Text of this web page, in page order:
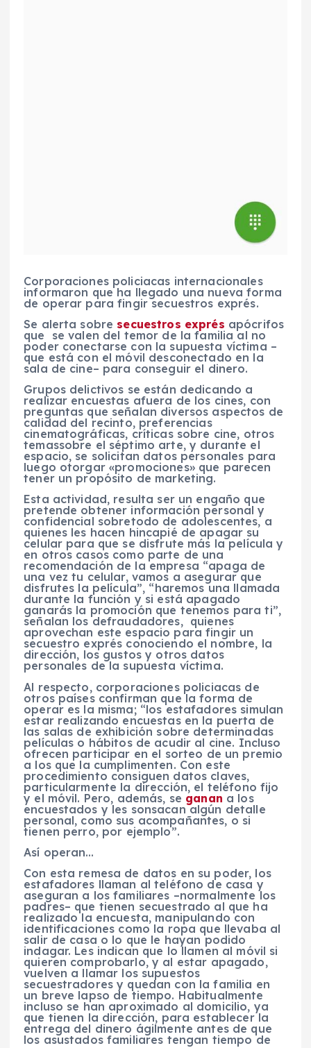
Corporaciones policiacas internacionales
informaron que ha llegado una nueva forma
de operar para fingir secuestros exprés.
Se alerta sobre secuestros exprés apócrifos
que se valen del temor de la familia al no
poder conectarse con la supuesta víctima –
que está con el móvil desconectado en la
sala de cine– para conseguir el dinero.
Grupos delictivos se están dedicando a
realizar encuestas afuera de los cines, con
preguntas que señalan diversos aspectos de
calidad del recinto, preferencias
cinematográficas, críticas sobre cine, otros
temassobre el séptimo arte, y durante el
espacio, se solicitan datos personales para
luego otorgar «promociones» que parecen
tener un propósito de marketing.
Esta actividad, resulta ser un engaño que
pretende obtener información personal y
confidencial sobretodo de adolescentes, a
quienes les hacen hincapié de apagar su
celular para que se disfrute más la película y
en otros casos como parte de una
recomendación de la empresa “apaga de
una vez tu celular, vamos a asegurar que
disfrutes la película”, “haremos una llamada
durante la función y si está apagado
ganarás la promoción que tenemos para ti”,
señalan los defraudadores, quienes
aprovechan este espacio para fingir un
secuestro exprés conociendo el nombre, la
dirección, los gustos y otros datos
personales de la supuesta víctima.
Al respecto, corporaciones policiacas de
otros países confirman que la forma de
operar es la misma; “los estafadores simulan
estar realizando encuestas en la puerta de
las salas de exhibición sobre determinadas
películas o hábitos de acudir al cine. Incluso
ofrecen participar en el sorteo de un premio
a los que la cumplimenten. Con este
procedimiento consiguen datos claves,
particularmente la dirección, el teléfono fijo
y el móvil. Pero, además, se ganan a los
encuestados y les sonsacan algún detalle
personal, como sus acompañantes, o si
tienen perro, por ejemplo”.
Así operan…
Con esta remesa de datos en su poder, los
estafadores llaman al teléfono de casa y
aseguran a los familiares –normalmente los
padres– que tienen secuestrado al que ha
realizado la encuesta, manipulando con
identificaciones como la ropa que llevaba al
salir de casa o lo que le hayan podido
indagar. Les indican que lo llamen al móvil si
quieren comprobarlo, y al estar apagado,
vuelven a llamar los supuestos
secuestradores y quedan con la familia en
un breve lapso de tiempo. Habitualmente
incluso se han aproximado al domicilio, ya
que tienen la dirección, para establecer la
entrega del dinero ágilmente antes de que
los asustados familiares tengan tiempo de